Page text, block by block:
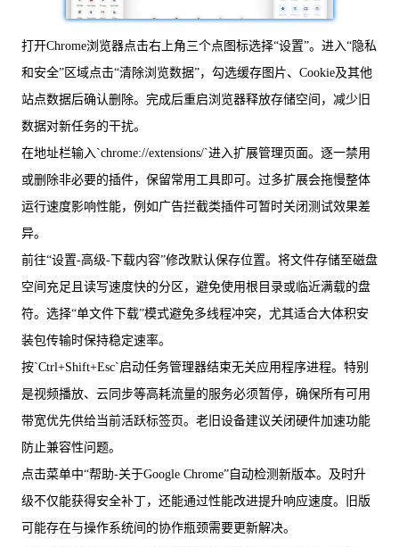
打开Chrome浏览器点击右上角三个点图标选择“设置”。进入“隐私
和安全”区域点击“清除浏览数据”，勾选缓存图片、Cookie及其他
站点数据后确认删除。完成后重启浏览器释放存储空间，减少旧
数据对新任务的干扰。
在地址栏输入`chrome://extensions/`进入扩展管理页面。逐一禁用
或删除非必要的插件，保留常用工具即可。过多扩展会拖慢整体
运行速度影响性能，例如广告拦截类插件可暂时关闭测试效果差
异。
前往“设置-高级-下载内容”修改默认保存位置。将文件存储至磁盘
空间充足且读写速度快的分区，避免使用根目录或临近满载的盘
符。选择“单文件下载”模式避免多线程冲突，尤其适合大体积安
装包传输时保持稳定速率。
按`Ctrl+Shift+Esc`启动任务管理器结束无关应用程序进程。特别
是视频播放、云同步等高耗流量的服务必须暂停，确保所有可用
带宽优先供给当前活跃标签页。老旧设备建议关闭硬件加速功能
防止兼容性问题。
点击菜单中“帮助-关于Google Chrome”自动检测新版本。及时升
级不仅能获得安全补丁，还能通过性能改进提升响应速度。旧版
可能存在与操作系统间的协作瓶颈需要更新解决。